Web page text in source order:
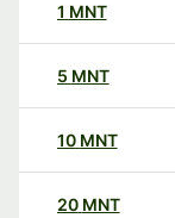
1 MNT
5 MNT
10 MNT
20 MNT